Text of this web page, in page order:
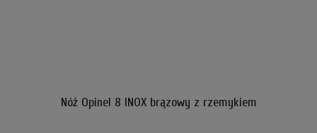
Nóż Opinel 8 INOX brązowy z rzemykiem